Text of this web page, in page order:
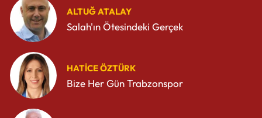
ALTUĞ ATALAY
Salah'ın Ötesindeki Gerçek
HATICE ÖZTÜRK
Bize Her Gün Trabzonspor